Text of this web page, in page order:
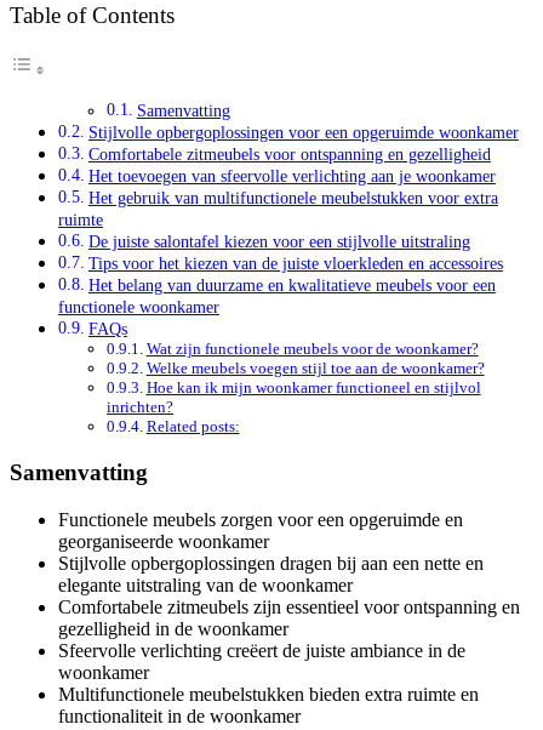
Table of Contents
Samenvatting
Stijlvolle opbergoplossingen voor een opgeruimde woonkamer
Comfortabele zitmeubels voor ontspanning en gezelligheid
Het toevoegen van sfeervolle verlichting aan je woonkamer
Het gebruik van multifunctionele meubelstukken voor extra
ruimte
De juiste salontafel kiezen voor een stijlvolle uitstraling
Tips voor het kiezen van de juiste vloerkleden en accessoires
Het belang van duurzame en kwalitatieve meubels voor een
functionele woonkamer
FAQs
Wat zijn functionele meubels voor de woonkamer?
Welke meubels voegen stijl toe aan de woonkamer?
Hoe kan ik mijn woonkamer functioneel en stijlvol
inrichten?
Related posts:
Samenvatting
Functionele meubels zorgen voor een opgeruimde en
georganiseerde woonkamer
Stijlvolle opbergoplossingen dragen bij aan een nette en
elegante uitstraling van de woonkamer
Comfortabele zitmeubels zijn essentieel voor ontspanning en
gezelligheid in de woonkamer
Sfeervolle verlichting creëert de juiste ambiance in de
woonkamer
Multifunctionele meubelstukken bieden extra ruimte en
functionaliteit in de woonkamer